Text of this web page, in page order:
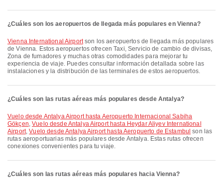
¿Cuáles son los aeropuertos de llegada más populares en Vienna?
Vienna International Airportson los aeropuertos de llegada más populares
de Vienna. Estos aeropuertos ofrecen Taxi, Servicio de cambio de divisas,
Zona de fumadores y muchas otras comodidades para mejorar tu
experiencia de viaje. Puedes consultar información detallada sobre las
instalaciones y la distribución de las terminales de estos aeropuertos.
¿Cuáles son las rutas aéreas más populares desde Antalya?
Vuelo desde Antalya Airport hasta Aeropuerto Internacional Sabiha
Gökçen,Vuelo desde Antalya Airport hasta Heydar Aliyev International
Airport,Vuelo desde Antalya Airport hasta Aeropuerto de Estambul son las
rutas aeroportuarias más populares desde Antalya. Estas rutas ofrecen
conexiones convenientes para tu viaje.
¿Cuáles son las rutas aéreas más populares hacia Vienna?